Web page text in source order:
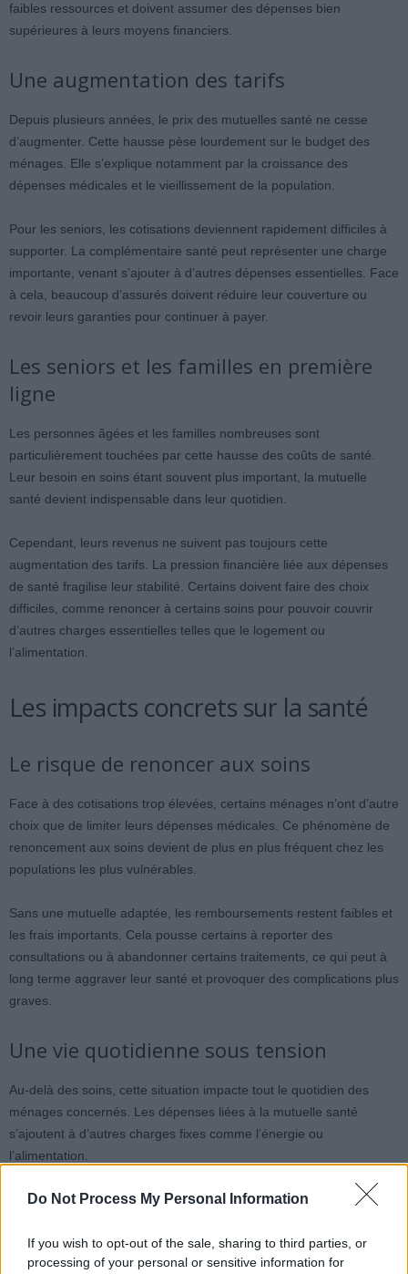
Do Not Process My Personal Information
If you wish to opt-out of the sale, sharing to third parties, or
processing of your personal or sensitive information for
faibles ressources et doivent assumer des dépenses bien
supérieures à leurs moyens financiers.
Une augmentation des tarifs
Depuis plusieurs années, le prix des mutuelles santé ne cesse
d’augmenter. Cette hausse pèse lourdement sur le budget des
ménages. Elle s’explique notamment par la croissance des
dépenses médicales et le vieillissement de la population.
Pour les seniors, les cotisations deviennent rapidement difficiles à
supporter. La complémentaire santé peut représenter une charge
importante, venant s’ajouter à d’autres dépenses essentielles. Face
à cela, beaucoup d’assurés doivent réduire leur couverture ou
revoir leurs garanties pour continuer à payer.
Les seniors et les familles en première
ligne
Les personnes âgées et les familles nombreuses sont
particulièrement touchées par cette hausse des coûts de santé.
Leur besoin en soins étant souvent plus important, la mutuelle
santé devient indispensable dans leur quotidien.
Cependant, leurs revenus ne suivent pas toujours cette
augmentation des tarifs. La pression financière liée aux dépenses
de santé fragilise leur stabilité. Certains doivent faire des choix
difficiles, comme renoncer à certains soins pour pouvoir couvrir
d’autres charges essentielles telles que le logement ou
l’alimentation.
Les impacts concrets sur la santé
Le risque de renoncer aux soins
Face à des cotisations trop élevées, certains ménages n’ont d’autre
choix que de limiter leurs dépenses médicales. Ce phénomène de
renoncement aux soins devient de plus en plus fréquent chez les
populations les plus vulnérables.
Sans une mutuelle adaptée, les remboursements restent faibles et
les frais importants. Cela pousse certains à reporter des
consultations ou à abandonner certains traitements, ce qui peut à
long terme aggraver leur santé et provoquer des complications plus
graves.
Une vie quotidienne sous tension
Au-delà des soins, cette situation impacte tout le quotidien des
ménages concernés. Les dépenses liées à la mutuelle santé
s’ajoutent à d’autres charges fixes comme l’énergie ou
l’alimentation.
Cette accumulation crée une pression financière constante, difficile
sont particulièrement vulnérables. Ils doivent souvent adapter leur
mode de vie, ce qui peut affecter leur bien-être global.